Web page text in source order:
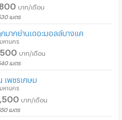
บาท/เดือน
เมตร
มากย่านเดอะมอลล์บางแค
หานคร
บาท/เดือน
เมตร
เพชรเกษม
หานคร
บาท/เดือน
เมตร